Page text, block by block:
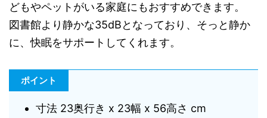
どもやペットがいる家庭にもおすすめできます。
図書館より静かな35dBとなっており、そっと静か
に、快眠をサポートしてくれます。
ポイント
寸法 23奥行き x 23幅 x 56高さ cm